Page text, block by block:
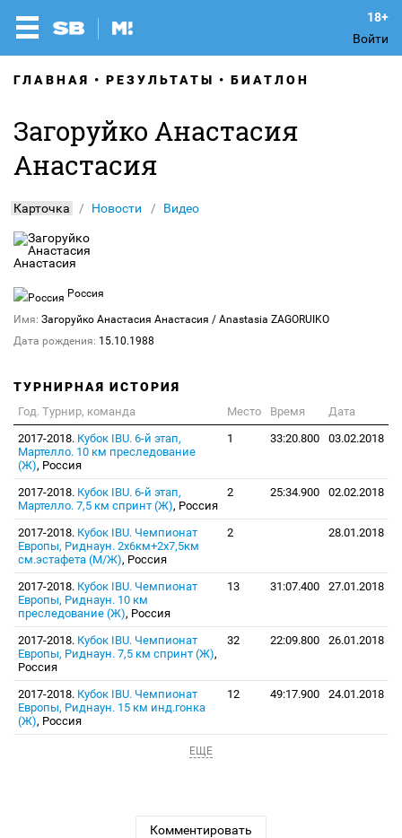
Войти
ГЛАВНАЯ РЕЗУЛЬТАТЫ БИАТЛОН
Загоруйко Анастасия
Анастасия
Карточка Новости Видео
Россия
Имя: Загоруйко Анастасия Анастасия / Anastasia ZAGORUIKO
Дата рождения: 15.10.1988
ТУРНИРНАЯ ИСТОРИЯ
Год. Турнир, команда Место Время
Дата
2017-2018. Кубок IBU. 6-й этап,
Мартелло. 10 км преследование
(Ж), Россия
1 33:20.800 03.02.2018
2017-2018. Кубок IBU. 6-й этап,
Мартелло. 7,5 км спринт (Ж), Россия
2 25:34.900 02.02.2018
2017-2018. Кубок IBU. Чемпионат
Европы, Риднаун. 2х6км+2х7,5км
см.эстафета (М/Ж), Россия
2 28.01.2018
2017-2018. Кубок IBU. Чемпионат
Европы, Риднаун. 10 км
преследование (Ж), Россия
13 31:07.400 27.01.2018
2017-2018. Кубок IBU. Чемпионат
Европы, Риднаун. 7,5 км спринт (Ж),
Россия
32 22:09.800 26.01.2018
2017-2018. Кубок IBU. Чемпионат
Европы, Риднаун. 15 км инд.гонка
(Ж), Россия
12 49:17.900 24.01.2018
ЕЩЕ
Комментировать